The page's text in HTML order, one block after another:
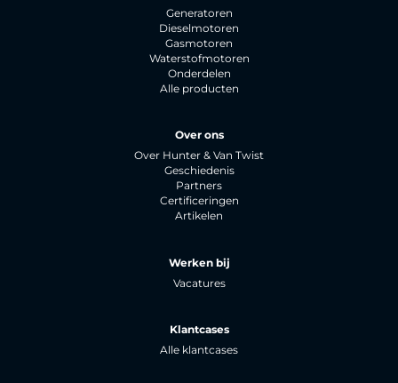
Generatoren
Dieselmotoren
Gasmotoren
Waterstofmotoren
Onderdelen
Alle producten
Over ons
Over Hunter & Van Twist
Geschiedenis
Partners
Certificeringen
Artikelen
Werken bij
Vacatures
Klantcases
Alle klantcases